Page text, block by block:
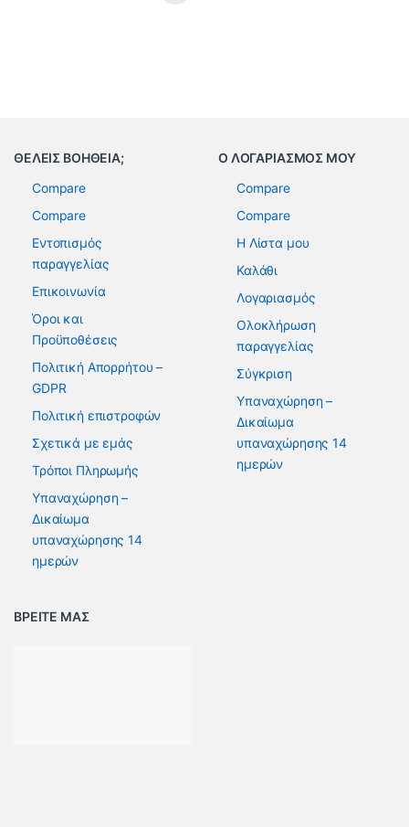
ΘΕΛΕΙΣ ΒΟΗΘΕΙΑ;
Compare
Compare
Εντοπισμός
παραγγελίας
Επικοινωνία
Όροι και
Προϋποθέσεις
Πολιτική Απορρήτου –
GDPR
Πολιτική επιστροφών
Σχετικά με εμάς
Τρόποι Πληρωμής
Υπαναχώρηση –
Δικαίωμα
υπαναχώρησης 14
ημερών
Ο ΛΟΓΑΡΙΑΣΜΟΣ ΜΟΥ
Compare
Compare
Η Λίστα μου
Καλάθι
Λογαριασμός
Ολοκλήρωση
παραγγελίας
Σύγκριση
Υπαναχώρηση –
Δικαίωμα
υπαναχώρησης 14
ημερών
ΒΡΕΙΤΕ ΜΑΣ